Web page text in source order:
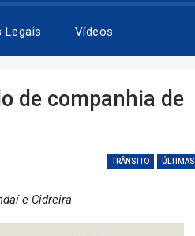
Legais Vídeos
de companhia de
TRÂNSITO ÚLTIMAS
e Cidreira